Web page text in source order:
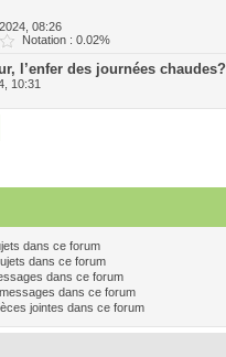
08:26
Notation : 0.02%
l’enfer des journées chaudes?
10:31
dans ce forum
dans ce forum
dans ce forum
dans ce forum
jointes dans ce forum